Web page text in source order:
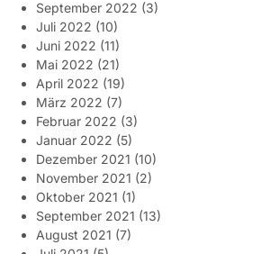
September 2022 (3)
Juli 2022 (10)
Juni 2022 (11)
Mai 2022 (21)
April 2022 (19)
März 2022 (7)
Februar 2022 (3)
Januar 2022 (5)
Dezember 2021 (10)
November 2021 (2)
Oktober 2021 (1)
September 2021 (13)
August 2021 (7)